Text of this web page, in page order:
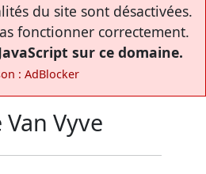
du site sont désactivées.
fonctionner correctement.
sur ce domaine.
: AdBlocker
Vyve